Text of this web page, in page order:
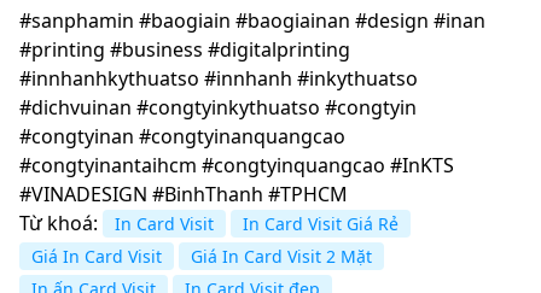
#sanphamin #baogiain #baogiainan #design #inan
#printing #business #digitalprinting
#innhanhkythuatso #innhanh #inkythuatso
#dichvuinan #congtyinkythuatso #congtyin
#congtyinan #congtyinanquangcao
#congtyinantaihcm #congtyinquangcao #InKTS
#VINADESIGN #BinhThanh #TPHCM
Từ khoá:
In Card Visit
In Card Visit Giá Rẻ
Giá In Card Visit
Giá In Card Visit 2 Mặt